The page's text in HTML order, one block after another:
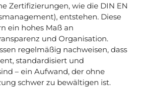
Zertifizierungen, wie die DIN EN
entstehen. Diese
ein hohes Maß an
und Organisation.
regelmäßig nachweisen, dass
standardisiert und
– ein Aufwand, der ohne
schwer zu bewältigen ist.